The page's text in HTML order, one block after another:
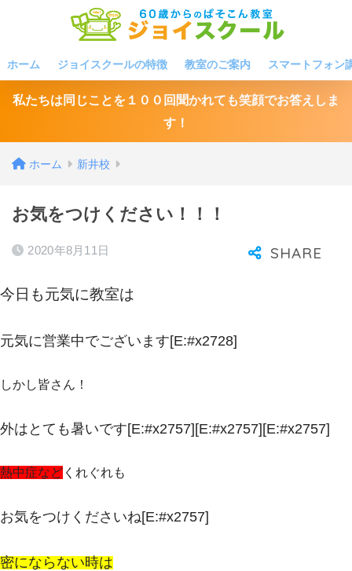
ホーム ジョイスクールの特徴 教室のご案内 スマートフォン
私たちは同じことを１００回聞かれても笑顔でお答えしま
す！
ホーム 新井校
お気をつけください！！！
2020年8月11日
今日も元気に教室は
元気に営業中でございます[E:#x2728]
しかし皆さん！
外はとても暑いです[E:#x2757][E:#x2757][E:#x2757]
熱中症など くれぐれも
お気をつけくださいね[E:#x2757]
密にならない時は